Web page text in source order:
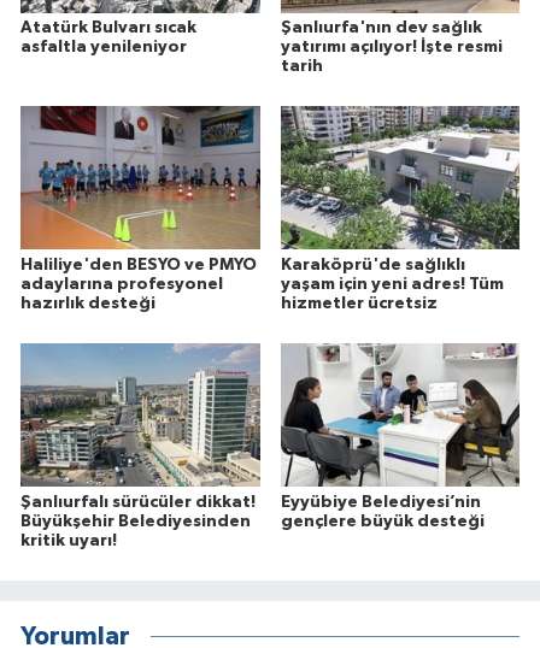
Atatürk Bulvarı sıcak
asfaltla yenileniyor
Şanlıurfa'nın dev sağlık
yatırımı açılıyor! İşte resmi
tarih
Haliliye'den BESYO ve PMYO
adaylarına profesyonel
hazırlık desteği
Karaköprü'de sağlıklı
yaşam için yeni adres! Tüm
hizmetler ücretsiz
Şanlıurfalı sürücüler dikkat!
Büyükşehir Belediyesinden
kritik uyarı!
Eyyübiye Belediyesi’nin
gençlere büyük desteği
Yorumlar